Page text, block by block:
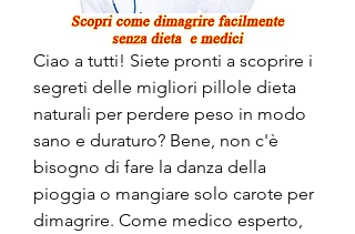
Ciao a tutti! Siete pronti a scoprire i
segreti delle migliori pillole dieta
naturali per perdere peso in modo
sano e duraturo? Bene, non c'è
bisogno di fare la danza della
pioggia o mangiare solo carote per
dimagrire. Come medico esperto,